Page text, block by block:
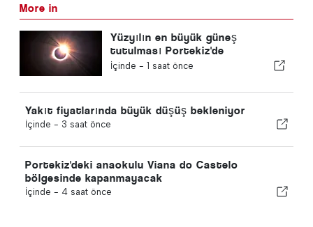
More in
Yüzyılın en büyük güneş
tutulması Portekiz'de
gerçekleşiyor
İçinde - 1 saat önce
Yakıt fiyatlarında büyük düşüş bekleniyor
İçinde - 3 saat önce
Portekiz'deki anaokulu Viana do Castelo
bölgesinde kapanmayacak
İçinde - 4 saat önce